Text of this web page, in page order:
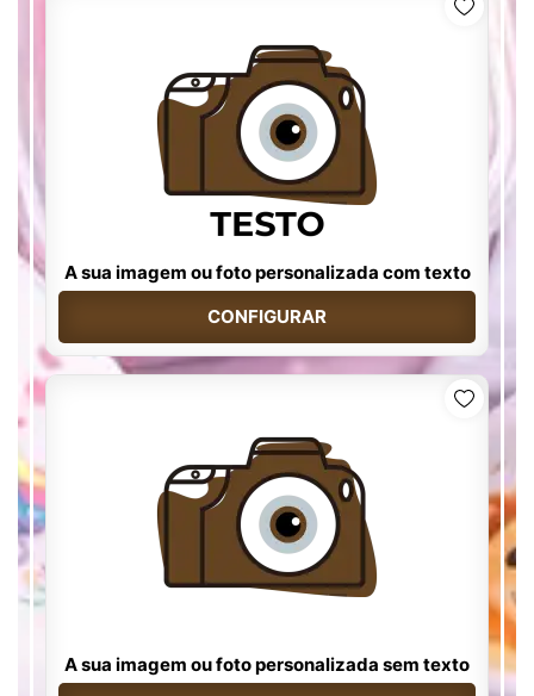
A sua imagem ou foto personalizada com texto
CONFIGURAR
A sua imagem ou foto personalizada sem texto